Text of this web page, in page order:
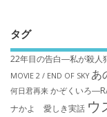
タグ
22年目の告白―私が殺
MOVIE 2 / END OF SKY あ
何日君再来 かぞくいろ
ナかよ 愛しき実話 ウ